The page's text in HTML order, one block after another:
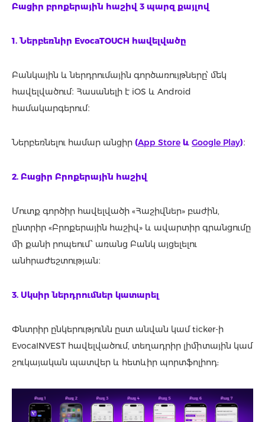
Բացիր բրոքերային հաշիվ 3 պարզ քայլով
1. Ներբեռնիր EvocaTOUCH հավելվածը
Բանկային և ներդրումային գործառույթները՝ մեկ
հավելվածում։ Հասանելի է iOS և Android
համակարգերում։
Ներբեռնելու համար անցիր (App Store և Google Play)։
2. Բացիր Բրոքերային հաշիվ
Մուտք գործիր հավելվածի «Հաշիվներ» բաժին,
ընտրիր «Բրոքերային հաշիվ» և ավարտիր գրանցումը
մի քանի րոպեում՝ առանց Բանկ այցելելու
անհրաժեշտության։
3. Սկսիր ներդրումներ կատարել
Փնտրիր ընկերությունն ըստ անվան կամ ticker-ի
EvocaINVEST հավելվածում, տեղադրիր լիմիտային կամ
շուկայական պատվեր և հետևիր պորտֆոլիոդ: